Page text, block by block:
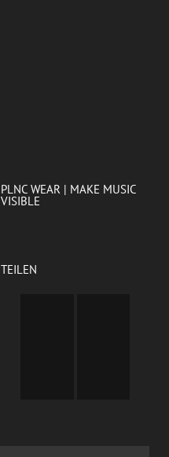
PLNC WEAR | MAKE MUSIC
VISIBLE
TEILEN